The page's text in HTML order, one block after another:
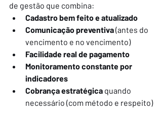
de gestão que combina:
Cadastro bem feito e atualizado
Comunicação preventiva (antes do
vencimento e no vencimento)
Facilidade real de pagamento
Monitoramento constante por
indicadores
Cobrança estratégica quando
necessário (com método e respeito)